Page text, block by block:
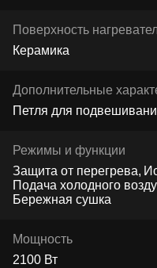
Поверхность
Керамика
Дополнительные
Петля для
Режимы и функции
Защита от перегрева
Подача холодного
Бережная сушка
Мощность
2100 Вт